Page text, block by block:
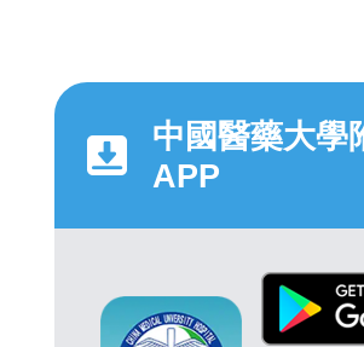
中國醫藥大學
APP